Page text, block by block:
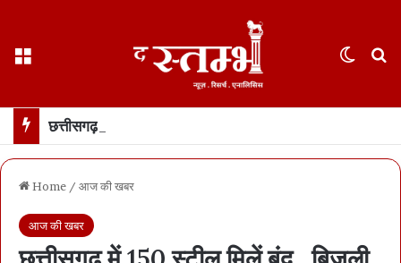
Home / आज की खबर
आज की खबर